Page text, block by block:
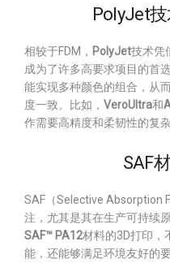
PolyJet
相较于FDM， PolyJet技术凭
成为了许多高要求项目的首
能实现多种颜色的组合，从
度一致。比如， VeroUltra和
作需要高精度和柔韧性的复
SAF
SAF（Selective Absorption
注，尤其是其在生产可持续
SAF™ PA12材料的3D打印，
能，还能够满足环境友好的